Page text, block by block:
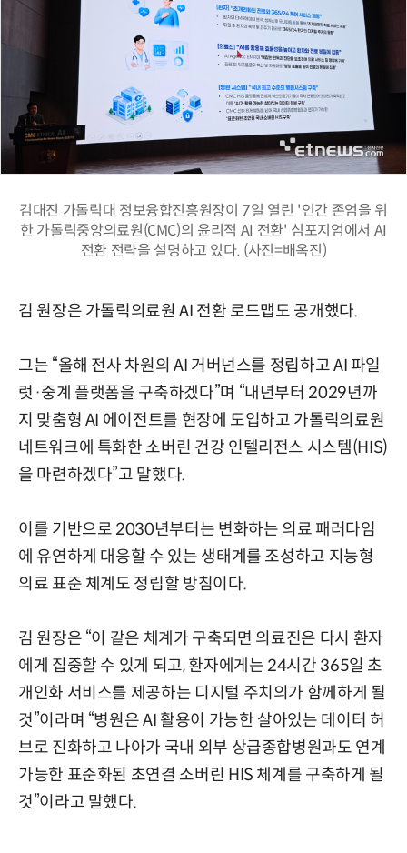
김대진 가톨릭대 정보융합진흥원장이 7일 열린 '인간 존엄을 위
한 가톨릭중앙의료원(CMC)의 윤리적 AI 전환' 심포지엄에서 AI
전환 전략을 설명하고 있다. (사진=배옥진)
김 원장은 가톨릭의료원 AI 전환 로드맵도 공개했다.
그는 “올해 전사 차원의 AI 거버넌스를 정립하고 AI 파일
럿·중계 플랫폼을 구축하겠다”며 “내년부터 2029년까
지 맞춤형 AI 에이전트를 현장에 도입하고 가톨릭의료원
네트워크에 특화한 소버린 건강 인텔리전스 시스템(HIS)
을 마련하겠다”고 말했다.
이를 기반으로 2030년부터는 변화하는 의료 패러다임
에 유연하게 대응할 수 있는 생태계를 조성하고 지능형
의료 표준 체계도 정립할 방침이다.
김 원장은 “이 같은 체계가 구축되면 의료진은 다시 환자
에게 집중할 수 있게 되고, 환자에게는 24시간 365일 초
개인화 서비스를 제공하는 디지털 주치의가 함께하게 될
것”이라며 “병원은 AI 활용이 가능한 살아있는 데이터 허
브로 진화하고 나아가 국내 외부 상급종합병원과도 연계
가능한 표준화된 초연결 소버린 HIS 체계를 구축하게 될
것”이라고 말했다.